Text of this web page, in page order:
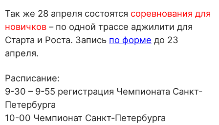
Так же 28 апреля состоятся соревнования для
новичков – по одной трассе аджилити для
Старта и Роста. Запись по форме до 23
апреля.
Расписание:
9-30 – 9-55 регистрация Чемпионата Санкт-
Петербурга
10-00 Чемпионат Санкт-Петербурга